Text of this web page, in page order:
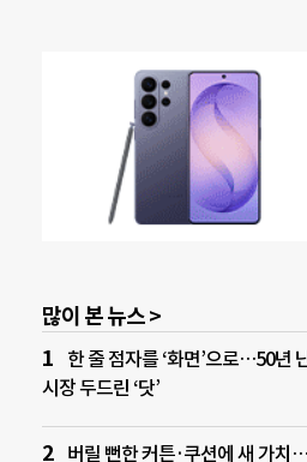
많이 본 뉴스 >
한 줄 점자를 ‘화면’으로…50년
시장 두드린 ‘닷’
버릴 뻔한 커튼·쿠션에 새 가치